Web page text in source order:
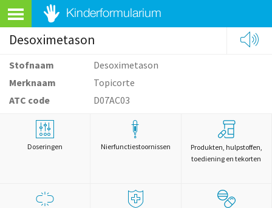
Desoximetason
Stofnaam
Desoximetason
Merknaam
Topicorte
ATC code
D07AC03
Doseringen Nierfunctiestoornissen
Produkten, hulpstoffen,
toediening en tekorten